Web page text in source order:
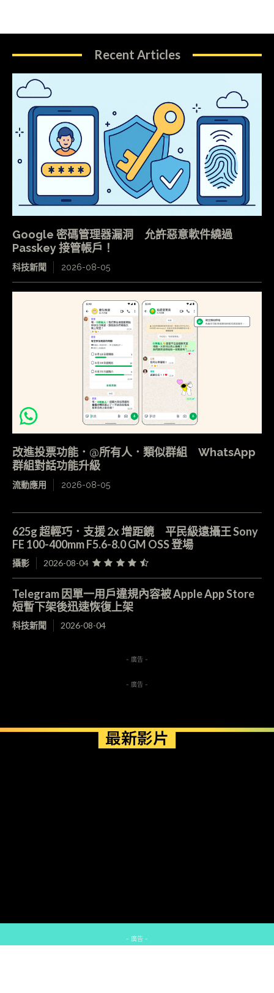
Recent Articles
Google 密碼管理器漏洞 允許惡意軟件繞過
Passkey 接管帳戶！
科技新聞 2026-08-05
改進投票功能．@所有人．類似群組 WhatsApp
群組對話功能升級
流動應用 2026-08-05
625g 超輕巧．支援 2x 增距鏡 平民級遠攝王 Sony
FE 100-400mm F5.6-8.0 GM OSS 登場
攝影 2026-08-04
Telegram 因單一用戶違規內容被 Apple App Store
短暫下架後迅速恢復上架
科技新聞 2026-08-04
- 廣告 -
- 廣告 -
最新影片
- 廣告 -